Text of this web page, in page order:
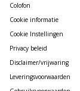
Colofon
Cookie informatie
Cookie Instellingen
Privacy beleid
Disclaimer/vrijwaring
Leveringsvoorwaarden